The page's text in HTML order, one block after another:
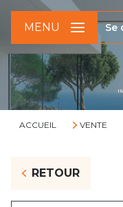
Se
MENU
ACCUEIL VENTE
RETOUR